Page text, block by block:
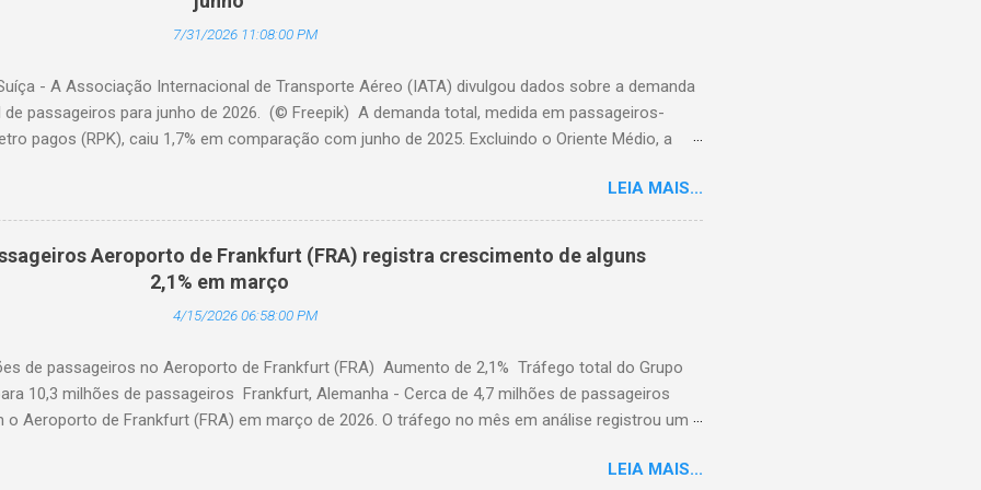
7/31/2026 11:08:00 PM
- A Associação Internacional de Transporte Aéreo (IATA) divulgou dados sobre a demanda
de passageiros para junho de 2026. (© Freepik) A demanda total, medida em passageiros-
pagos (RPK), caiu 1,7% em comparação com junho de 2025. Excluindo o Oriente Médio, a
relação ao ano anterior. A taxa de ocupação foi de 84,2% (-0,4 ponto percentual em comparação
de 2025). A demanda internacional caiu 0,9% em comparação com junho de 2025. Excluindo o
a demanda cresceu 1,1%. A capacidade diminuiu 0,6% em relação ao ano anterior, e o fator
foi de 84,2% (-0,2 ponto percentual em comparação com junho de 2025). A demanda
contraiu 3,0% em comparação com junho de 2025. A capacidade diminuiu 2,4% em relação ao
anterior. O fator de ocupação foi de 84,0% (-0,5 ponto percentual em comparação com j...
LEIA MAIS...
Aeroporto de Frankfurt (FRA) registra crescimento de alguns
2,1% em março
4/15/2026 06:58:00 PM
de passageiros no Aeroporto de Frankfurt (FRA) Aumento de 2,1% Tráfego total do Grupo
10,3 milhões de passageiros Frankfurt, Alemanha - Cerca de 4,7 milhões de passageiros
o Aeroporto de Frankfurt (FRA) em março de 2026. O tráfego no mês em análise registrou um
geopolítica. Cerca de 100 mil passageiros no FRA foram afetados pelas greves da Lufthansa que
LEIA MAIS...